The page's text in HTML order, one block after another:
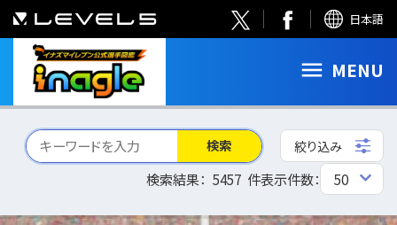
日本語
MENU
検索 絞り込み
検索結果： 5457 件表示件数：